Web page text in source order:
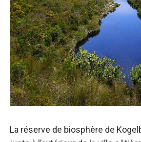
La réserve de biosphère de